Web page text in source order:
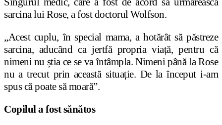
sarcina lui Rose, a fost doctorul Wolfson.
„Acest cuplu, în special mama, a hotărât să păstreze
sarcina, aducând ca jertfă propria viață, pentru că
nimeni nu știa ce se va întâmpla. Nimeni până la Rose
nu a trecut prin această situație. De la început i-am
spus că poate să moară”.
Copilul a fost sănătos